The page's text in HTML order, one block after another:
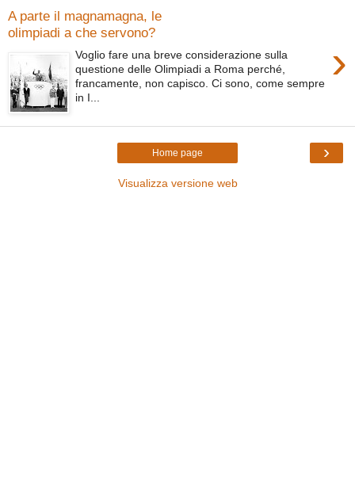
A parte il magnamagna, le
olimpiadi a che servono?
›
Voglio fare una breve considerazione sulla
questione delle Olimpiadi a Roma perché,
francamente, non capisco. Ci sono, come sempre
in I...
›
Home page
Visualizza versione web